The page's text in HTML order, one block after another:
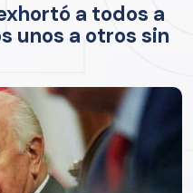
a todos a
unos a otros sin